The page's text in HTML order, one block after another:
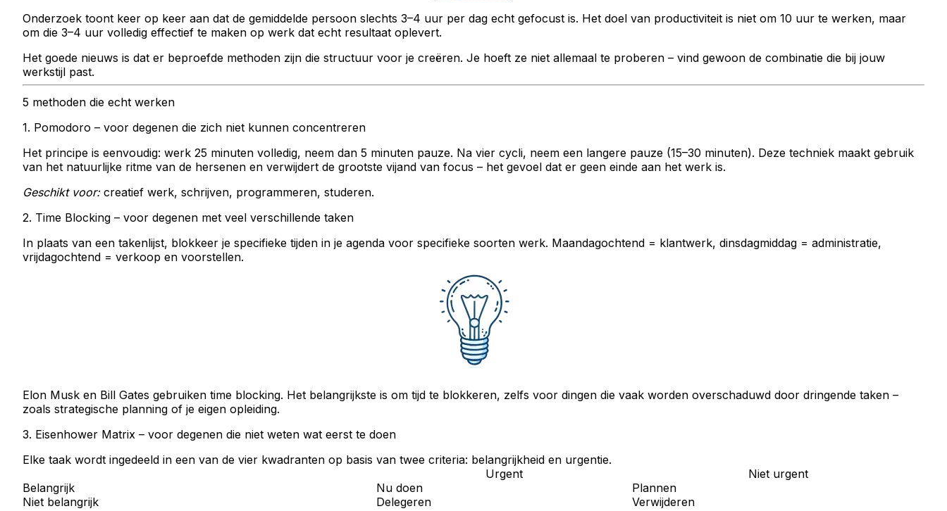
Onderzoek toont keer op keer aan dat de gemiddelde persoon slechts 3–4 uur per dag echt gefocust is. Het doel van productiviteit is niet om 10 uur te werken, maar
om die 3–4 uur volledig effectief te maken op werk dat echt resultaat oplevert.
Het goede nieuws is dat er beproefde methoden zijn die structuur voor je creëren. Je hoeft ze niet allemaal te proberen – vind gewoon de combinatie die bij jouw
werkstijl past.
5 methoden die echt werken
1. Pomodoro – voor degenen die zich niet kunnen concentreren
Het principe is eenvoudig: werk 25 minuten volledig, neem dan 5 minuten pauze. Na vier cycli, neem een langere pauze (15–30 minuten). Deze techniek maakt gebruik
van het natuurlijke ritme van de hersenen en verwijdert de grootste vijand van focus – het gevoel dat er geen einde aan het werk is.
Geschikt voor:creatief werk, schrijven, programmeren, studeren.
2. Time Blocking – voor degenen met veel verschillende taken
In plaats van een takenlijst, blokkeer je specifieke tijden in je agenda voor specifieke soorten werk. Maandagochtend = klantwerk, dinsdagmiddag = administratie,
vrijdagochtend = verkoop en voorstellen.
Elon Musk en Bill Gates gebruiken time blocking. Het belangrijkste is om tijd te blokkeren, zelfs voor dingen die vaak worden overschaduwd door dringende taken –
zoals strategische planning of je eigen opleiding.
3. Eisenhower Matrix – voor degenen die niet weten wat eerst te doen
Elke taak wordt ingedeeld in een van de vier kwadranten op basis van twee criteria: belangrijkheid en urgentie.
Urgent
Niet urgent
Belangrijk
Nu doen
Plannen
Niet belangrijk
Delegeren
Verwijderen